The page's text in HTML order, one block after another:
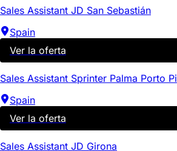
Sales Assistant JD San Sebastián
Spain
Ver la oferta
Sales Assistant Sprinter Palma Porto Pi
Spain
Ver la oferta
Sales Assistant JD Girona